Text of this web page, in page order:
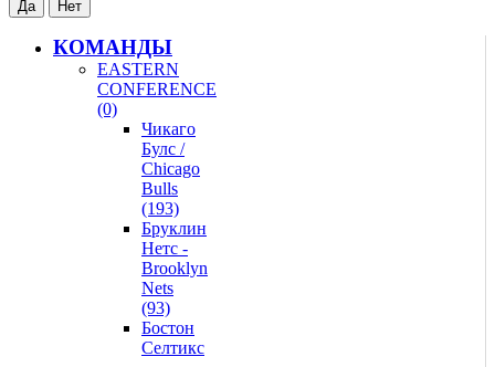
КОМАНДЫ
EASTERN
CONFERENCE
(0)
Чикаго
Булс /
Chicago
Bulls
(193)
Бруклин
Нетс -
Brooklyn
Nets
(93)
Бостон
Селтикс